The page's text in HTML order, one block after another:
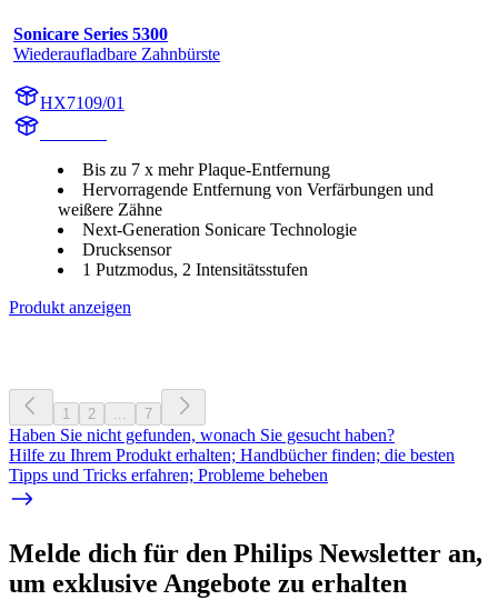
Sonicare Series 5300
Wiederaufladbare Zahnbürste
HX7109/01
Bis zu 7 x mehr Plaque-Entfernung
Hervorragende Entfernung von Verfärbungen und
weißere Zähne
Next-Generation Sonicare Technologie
Drucksensor
1 Putzmodus, 2 Intensitätsstufen
Produkt anzeigen
1 2 ... 7
Haben Sie nicht gefunden, wonach Sie gesucht haben?
Hilfe zu Ihrem Produkt erhalten; Handbücher finden; die besten
Tipps und Tricks erfahren; Probleme beheben
Melde dich für den Philips Newsletter an,
um exklusive Angebote zu erhalten